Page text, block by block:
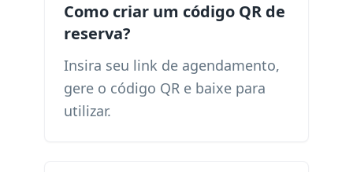
Como criar um código QR de
reserva?
Insira seu link de agendamento,
gere o código QR e baixe para
utilizar.